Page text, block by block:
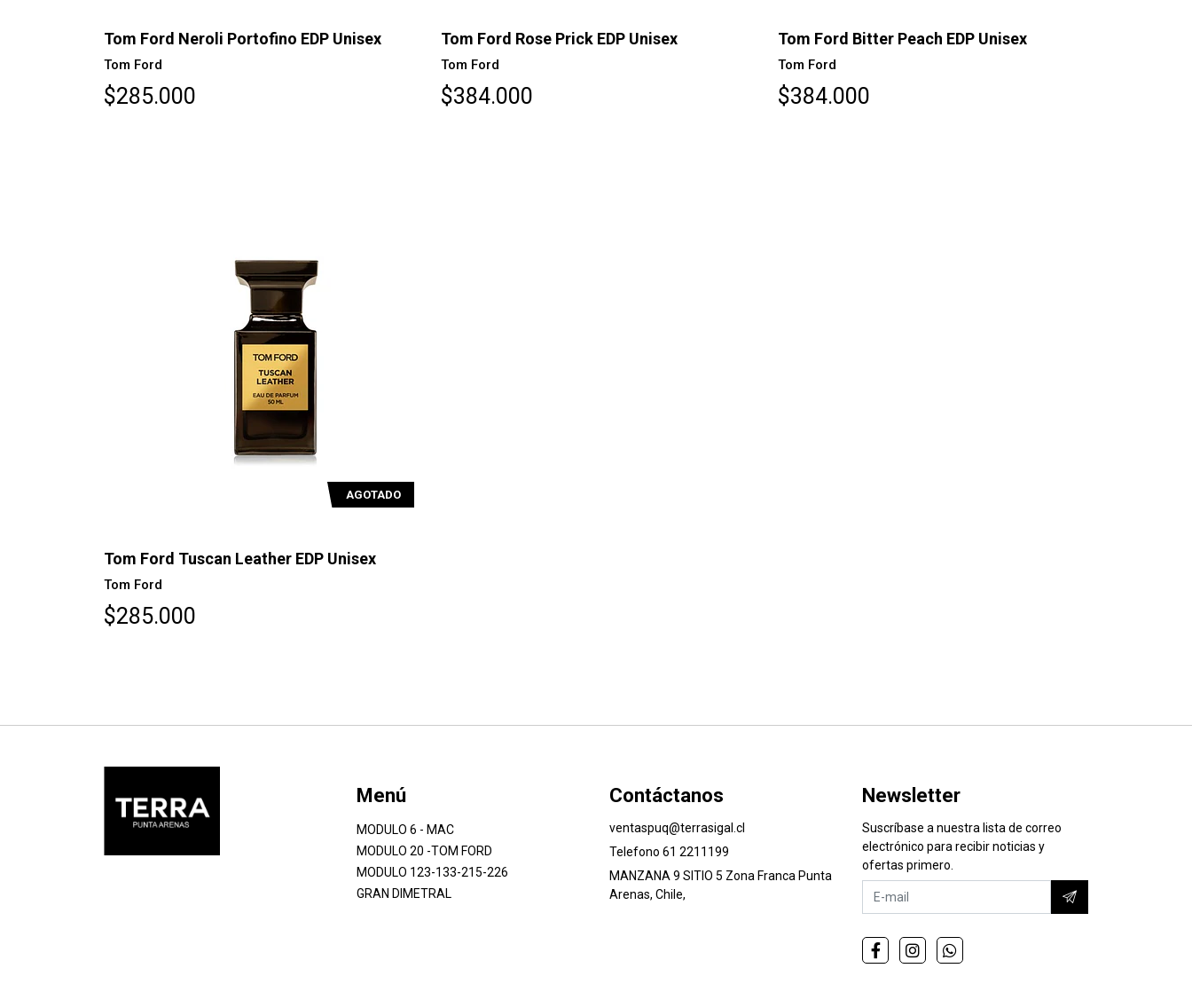
Tom Ford Neroli Portofino EDP Unisex
Tom Ford
$285.000
Tom Ford Rose Prick EDP Unisex
Tom Ford
$384.000
Tom Ford Bitter Peach EDP Unisex
Tom Ford
$384.000
AGOTADO
Tom Ford Tuscan Leather EDP Unisex
Tom Ford
$285.000
Menú
MODULO 6 - MAC
MODULO 20 -TOM FORD
MODULO 123-133-215-226
GRAN DIMETRAL
Contáctanos
ventaspuq@terrasigal.cl
Telefono 61 2211199
MANZANA 9 SITIO 5 Zona Franca Punta
Arenas, Chile,
Newsletter
Suscríbase a nuestra lista de correo
electrónico para recibir noticias y
ofertas primero.